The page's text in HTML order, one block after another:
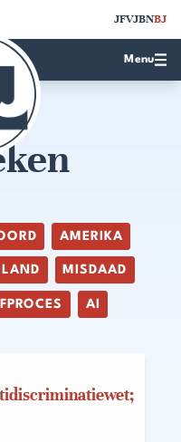
JFVJBNBJ
Menu
AMERIKA
MISDAAD
AI